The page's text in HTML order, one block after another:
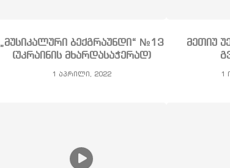
„მუსიკალური ბექგრაუნდი“ №13
(უკრაინის მხარდასაჭერად)
1 აპრილი, 2022
მეთიუ
1